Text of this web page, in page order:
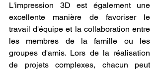
L'impression 3D est également une
excellente manière de favoriser le
travail d'équipe et la collaboration entre
les membres de la famille ou les
groupes d'amis. Lors de la réalisation
de projets complexes, chacun peut